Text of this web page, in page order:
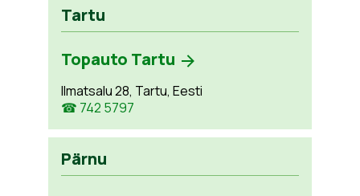
Tartu
Topauto Tartu
Ilmatsalu 28, Tartu, Eesti
☎ 742 5797
Pärnu